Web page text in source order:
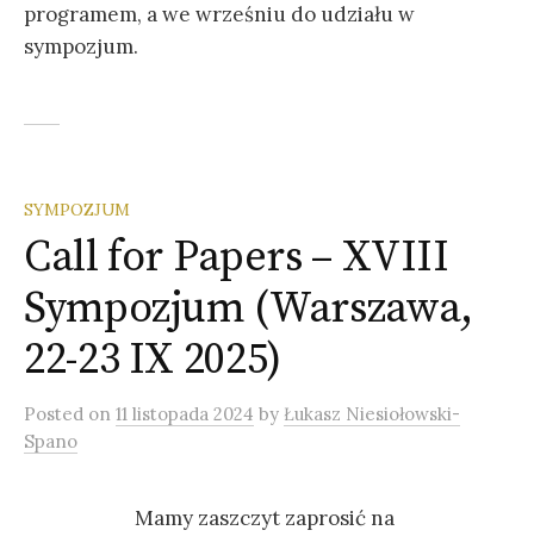
programem, a we wrześniu do udziału w
sympozjum.
SYMPOZJUM
Call for Papers – XVIII
Sympozjum (Warszawa,
22-23 IX 2025)
Posted on 11 listopada 2024 by Łukasz Niesiołowski-
Spano
Mamy zaszczyt zaprosić na